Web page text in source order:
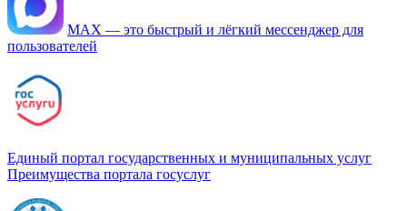
МАХ — это быстрый и лёгкий мессенджер для
пользователей
Единый портал государственных и муниципальных услуг
Преимущества портала госуслуг